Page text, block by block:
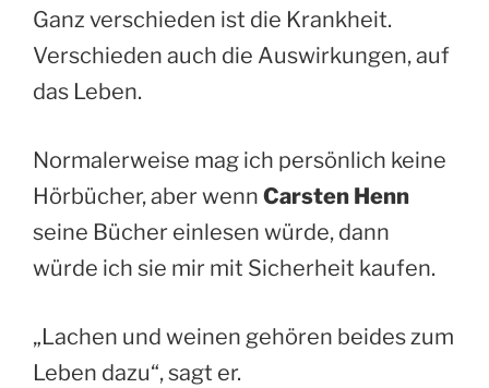
Ganz verschieden ist die Krankheit.
Verschieden auch die Auswirkungen, auf
das Leben.
Normalerweise mag ich persönlich keine
Hörbücher, aber wenn Carsten Henn
seine Bücher einlesen würde, dann
würde ich sie mir mit Sicherheit kaufen.
„Lachen und weinen gehören beides zum
Leben dazu“, sagt er.